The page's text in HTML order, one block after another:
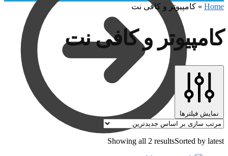
Home
» کامپیوتر و کافی نت
کامپیوتر و کافی نت
نمایش فیلترها
Showing all 2 resultsSorted by latest